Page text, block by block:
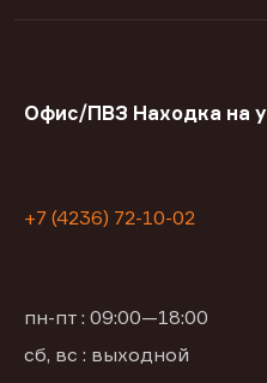
Офис/ПВЗ Находка на
+7 (4236) 72-10-02
пн-пт : 09:00—18:00
сб, вс : выходной